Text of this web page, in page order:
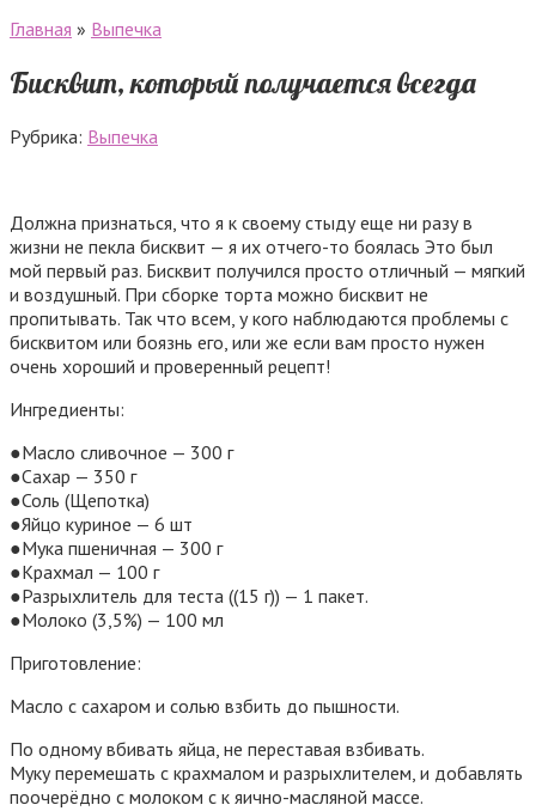
Главная » Выпечка
Бисквит, который получается всегда
Рубрика: Выпечка
Должна признаться, что я к своему стыду ещe ни разу в
жизни не пекла бисквит — я их отчего-то боялась Это был
мой первый раз. Бисквит получился просто отличный — мягкий
и воздушный. При сборке торта можно бисквит не
пропитывать. Так что всем, у кого наблюдаются проблемы с
бисквитом или боязнь его, или же если вам просто нужен
очень хороший и проверенный рецепт!
Ингредиенты:
●Масло сливочное — 300 г
●Сахар — 350 г
●Соль (Щепотка)
●Яйцо куриное — 6 шт
●Мука пшеничная — 300 г
●Крахмал — 100 г
●Разрыхлитель для теста ((15 г)) — 1 пакет.
●Молоко (3,5%) — 100 мл
Приготовление:
Масло с сахаром и солью взбить до пышности.
По одному вбивать яйца, не переставая взбивать.
Муку перемешать с крахмалом и разрыхлителем, и добавлять
поочерёдно с молоком с к яично-масляной массе.